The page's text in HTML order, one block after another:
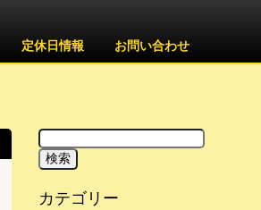
定休日情報 お問い合わせ
カテゴリー